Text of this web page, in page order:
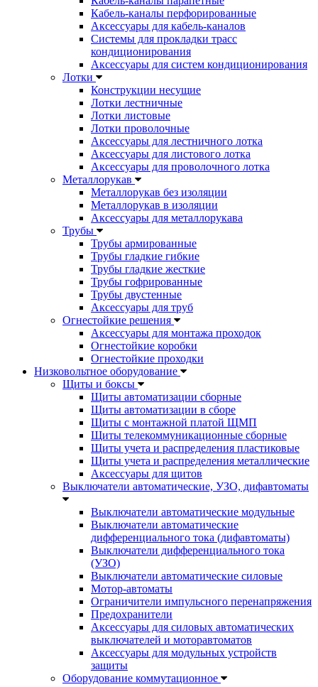
Кабель-каналы перфорированные
Аксессуары для кабель-каналов
Системы для прокладки трасс
кондиционирования
Аксессуары для систем кондиционирования
Лотки
Конструкции несущие
Лотки лестничные
Лотки листовые
Лотки проволочные
Аксессуары для лестничного лотка
Аксессуары для листового лотка
Аксессуары для проволочного лотка
Металлорукав
Металлорукав без изоляции
Металлорукав в изоляции
Аксессуары для металлорукава
Трубы
Трубы армированные
Трубы гладкие гибкие
Трубы гладкие жесткие
Трубы гофрированные
Трубы двустенные
Аксессуары для труб
Огнестойкие решения
Аксессуары для монтажа проходок
Огнестойкие коробки
Огнестойкие проходки
Низковольтное оборудование
Щиты и боксы
Щиты автоматизации сборные
Щиты автоматизации в сборе
Щиты с монтажной платой ЩМП
Щиты телекоммуникационные сборные
Щиты учета и распределения пластиковые
Щиты учета и распределения металлические
Аксессуары для щитов
Выключатели автоматические, УЗО, дифавтоматы
Выключатели автоматические модульные
Выключатели автоматические
дифференциального тока (дифавтоматы)
Выключатели дифференциального тока
(УЗО)
Выключатели автоматические силовые
Мотор-автоматы
Ограничители импульсного перенапряжения
Предохранители
Аксессуары для силовых автоматических
выключателей и моторавтоматов
Аксессуары для модульных устройств
защиты
Оборудование коммутационное